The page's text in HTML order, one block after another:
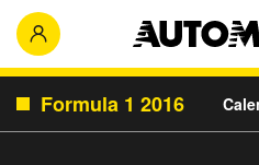
Formula 1 2016